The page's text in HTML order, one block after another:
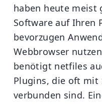
haben heute meist
Software auf Ihren
bevorzugen
Webbrowser
benötigt netfiles
Plugins, die oft mit
verbunden sind.